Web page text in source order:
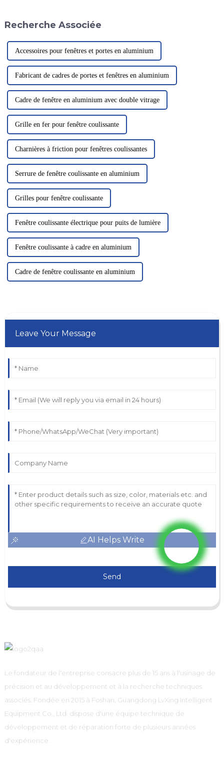
l'héliport sur le navire...
Recherche Associée
Accessoires pour fenêtres et portes en aluminium
Fabricant de cadres de portes et fenêtres en aluminium
Cadre de fenêtre en aluminium avec double vitrage
Grille en fer pour fenêtre coulissante
Charnières à friction pour fenêtres coulissantes
Serrure de fenêtre coulissante en aluminium
Grilles pour fenêtre coulissante
Fenêtre coulissante électrique pour puits de lumière
Fenêtre coulissante à cadre en aluminium
Cadre de fenêtre coulissante en aluminium
Leave Your Message
AI Helps Write
Send
Le fondateur de l'entreprise consacre plus de 15 ans à l'usinage de
précision et au développement et à la recherche techniques
associés. Fondée en 2015 à Foshan, Guangdong LvXing Intelligent
Equipment Co., Ltd. dispose d'une équipe technique de
développement et de réparation forte de plusieurs années
d'expérience.